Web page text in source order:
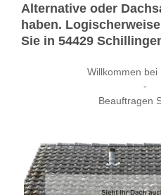
Alternative oder
haben.
Sie in 54429
Willkommen bei
-
Beauftragen